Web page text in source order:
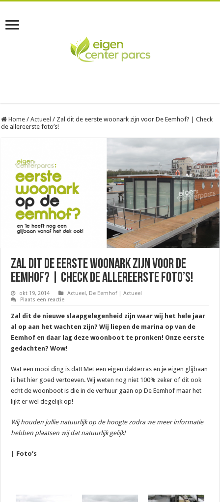
Home / Actueel / Zal dit de eerste woonark zijn voor De Eemhof? | Check
de allereerste foto’s!
Zal dit de eerste woonark zijn voor De
Eemhof? | Check de allereerste foto’s!
okt 19, 2014 Actueel, De Eemhof | Actueel
Plaats een reactie
Zal dit de nieuwe slaapgelegenheid zijn waar wij het hele jaar
al op aan het wachten zijn? Wij liepen de marina op van de
Eemhof en daar lag deze woonboot te pronken! Onze eerste
gedachten? Wow!
Wat een mooi ding is dat! Met een eigen dakterras en je eigen glijbaan
is het hier goed vertoeven. Wij weten nog niet 100% zeker of dit ook
echt de woonboot is die in de verhuur gaan op De Eemhof maar het
lijkt er wel degelijk op!
Wij houden jullie natuurlijk op de hoogte zodra we meer informatie
hebben plaatsen wij dat natuurlijk gelijk!
| Foto’s